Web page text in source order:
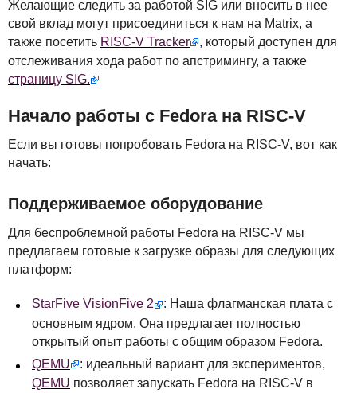
Желающие следить за работой SIG или вносить в нее
свой вклад могут присоединиться к нам на Matrix, а
также посетить RISC-V Tracker
, который доступен для
отслеживания хода работ по апстримингу, а также
страницу SIG.
Начало работы с Fedora на RISC-V
Если вы готовы попробовать Fedora на RISC-V, вот как
начать:
Поддерживаемое оборудование
Для беспроблемной работы Fedora на RISC-V мы
предлагаем готовые к загрузке образы для следующих
платформ:
StarFive VisionFive 2
: Наша флагманская плата с
основным ядром. Она предлагает полностью
открытый опыт работы с общим образом Fedora.
QEMU
: идеальный вариант для экспериментов,
QEMU позволяет запускать Fedora на RISC-V в